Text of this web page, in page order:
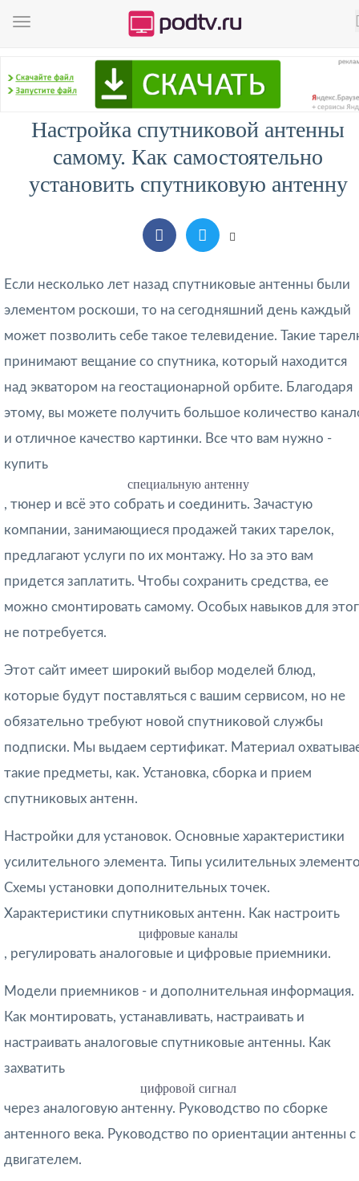
Настройка спутниковой антенны
самому. Как самостоятельно
установить спутниковую антенну
Если несколько лет назад спутниковые антенны были
элементом роскоши, то на сегодняшний день каждый
может позволить себе такое телевидение. Такие
принимают вещание со спутника, который находится
над экватором на геостационарной орбите. Благодаря
этому, вы можете получить большое количество
и отличное качество картинки. Все что вам нужно -
купить
специальную антенну
, тюнер и всё это собрать и соединить. Зачастую
компании, занимающиеся продажей таких тарелок,
предлагают услуги по их монтажу. Но за это вам
придется заплатить. Чтобы сохранить средства, ее
можно смонтировать самому. Особых навыков для
не потребуется.
Этот сайт имеет широкий выбор моделей блюд,
которые будут поставляться с вашим сервисом, но не
обязательно требуют новой спутниковой службы
подписки. Мы выдаем сертификат. Материал
такие предметы, как. Установка, сборка и прием
спутниковых антенн.
Настройки для установок. Основные характеристики
усилительного элемента. Типы усилительных
Схемы установки дополнительных точек.
Характеристики спутниковых антенн. Как настроить
цифровые каналы
, регулировать аналоговые и цифровые приемники.
Модели приемников - и дополнительная информация.
Как монтировать, устанавливать, настраивать и
настраивать аналоговые спутниковые антенны. Как
захватить
цифровой сигнал
через аналоговую антенну. Руководство по сборке
антенного века. Руководство по ориентации антенны с
двигателем.